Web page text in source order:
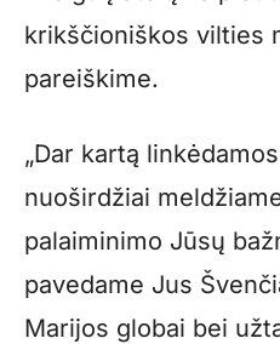
krikščioniškos vilties
pareiškime.
„Dar kartą
nuoširdžiai
palaiminimo Jūsų
pavedame Jus
Marijos globai bei